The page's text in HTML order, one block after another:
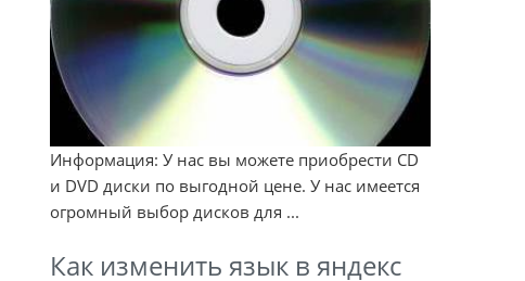
Информация: У нас вы можете приобрести CD
и DVD диски по выгодной цене. У нас имеется
огромный выбор дисков для ...
Как изменить язык в яндекс